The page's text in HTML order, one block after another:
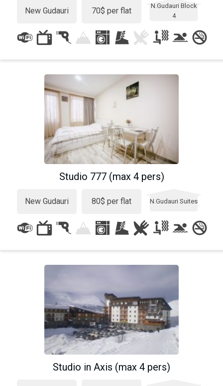
New Gudauri 70$ per flat
N.Gudauri Block
4
Studio 777 (max 4 pers)
New Gudauri 80$ per flat N.Gudauri Suites
Studio in Axis (max 4 pers)